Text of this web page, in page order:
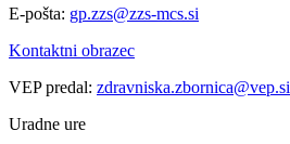
E-pošta: gp.zzs@zzs-mcs.si
Kontaktni obrazec
VEP predal: zdravniska.zbornica@vep.si
Uradne ure